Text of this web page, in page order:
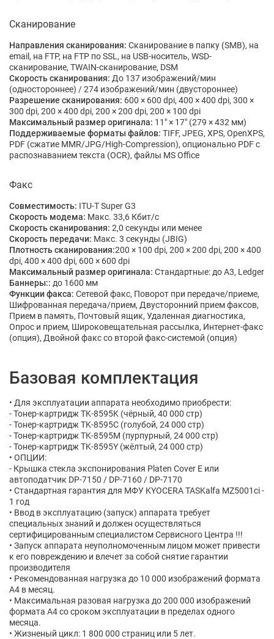
Сканирование
Направления сканирования: Сканирование в папку (SMB), на
email, на FTP, на FTP по SSL, на USB-носитель, WSD-
сканирование, TWAIN-сканирование, DSM
Скорость сканирования: До 137 изображений/мин
(одностороннее) / 274 изображений/мин (двустороннее)
Разрешение сканирования: 600 × 600 dpi, 400 × 400 dpi, 300 ×
300 dpi, 200 × 400 dpi, 200 × 200 dpi, 200 × 100 dpi
Максимальный размер оригинала: 11" × 17" (279 × 432 мм)
Поддерживаемые форматы файлов: TIFF, JPEG, XPS, OpenXPS,
PDF (сжатие MMR/JPG/High-Compression), опционально PDF с
распознаванием текста (OCR), файлы MS Office
Факс
Совместимость: ITU-T Super G3
Скорость модема: Макс. 33,6 Кбит/с
Скорость сканирования: 2,0 секунды или менее
Скорость передачи: Макс. 3 секунды (JBIG)
Плотность сканирования:200 × 100 dpi, 200 × 200 dpi, 200 × 400
dpi, 400 × 400 dpi, 600 × 600 dpi
Максимальный размер оригинала: Стандартные: до A3, Ledger
Баннеры:: до 1600 мм
Функции факса: Сетевой факс, Поворот при передаче/приеме,
Шифрованная передача/прием, Двусторонний прием факсов,
Прием в память, Почтовый ящик, Удаленная диагностика,
Опрос и прием, Широковещательная рассылка, Интернет-факс
(опция), Двойной факс со второй факс-системой (опция)
Базовая комплектация
• Для эксплуатации аппарата необходимо приобрести:
- Тонер-картридж TK-8595K (чёрный, 40 000 стр)
- Тонер-картридж TK-8595C (голубой, 24 000 стр)
- Тонер-картридж TK-8595M (пурпурный, 24 000 стр)
- Тонер-картридж TK-8595Y (жёлтый, 24 000 стр)
• ОПЦИИ:
- Крышка стекла экспонирования Platen Cover E или
автоподатчик DP-7150 / DP-7160 / DP-7170
• Стандартная гарантия для МФУ KYOCERA TASKalfa MZ5001ci -
1 год
• Ввод в эксплуатацию (запуск) аппарата требует
специальных знаний и должен осуществляться
сертифицированным специалистом Сервисного Центра !!!
• Запуск аппарата неуполномоченным лицом может привести
к его повреждению и влечет за собой снятие гарантии
производителя
• Рекомендованная нагрузка до 10 000 изображений формата
A4 в месяц.
• Максимальная разовая нагрузка до 200 000 изображений
формата A4 со сроком эксплуатации в пределах одного
месяца.
• Жизненый цикл: 1 800 000 страниц или 5 лет.